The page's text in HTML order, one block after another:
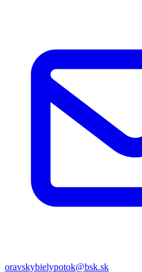
oravskybielypotok@bsk.sk